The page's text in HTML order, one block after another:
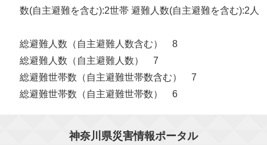
数(自主避難を含む):2世帯 避難人数(自主避難を含む):2人
総避難人数（自主避難人数含む） 8
総避難人数（自主避難人数） 7
総避難世帯数（自主避難世帯数含む） 7
総避難世帯数（自主避難世帯数） 6
神奈川県災害情報ポータル